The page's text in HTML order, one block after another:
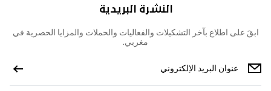
النشرة البريدية
ابقَ على اطلاع بآخر التشكيلات والفعاليات والحملات والمزايا الحصرية في
مغربي.